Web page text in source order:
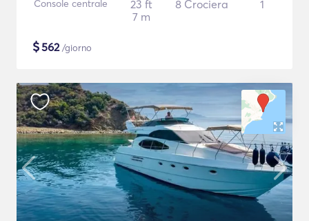
Console centrale
23 ft
7 m
8 Crociera 1
$562/giorno